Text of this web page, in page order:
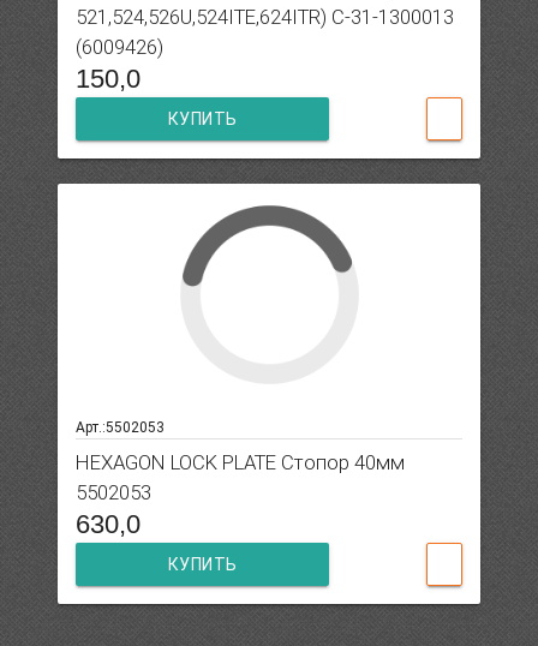
521,524,526U,524ITE,624ITR) C-31-1300013
(6009426)
150,0
КУПИТЬ
Арт.:5502053
HEXAGON LOCK PLATE Стопор 40мм
5502053
630,0
КУПИТЬ